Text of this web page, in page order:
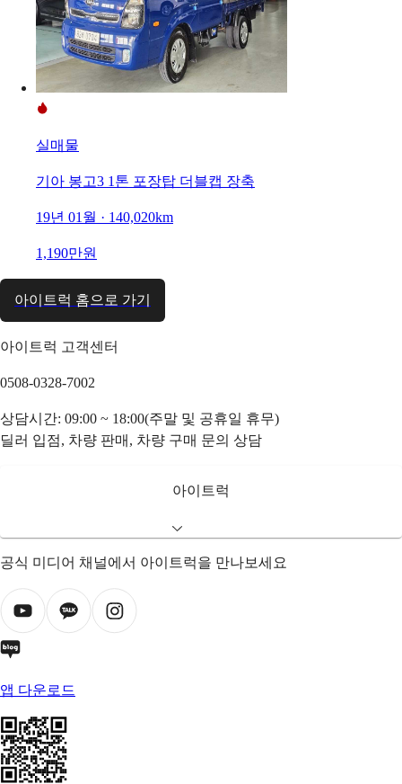
실매물
기아 봉고3 1톤 포장탑 더블캡 장축
19년 01월 · 140,020km
1,190만원
아이트럭 홈으로 가기
아이트럭 고객센터
0508-0328-7002
상담시간: 09:00 ~ 18:00(주말 및 공휴일 휴무)
딜러 입점, 차량 판매, 차량 구매 문의 상담
아이트럭
공식 미디어 채널에서 아이트럭을 만나보세요
앱 다운로드